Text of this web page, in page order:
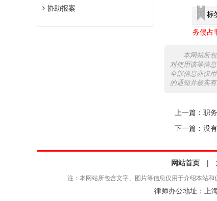
协助报案
标
务侵占
本网站所
对使用该等信
全部信息亦仅
的通知并核实
上一篇： 职
下一篇：没
网站首页 |
注：本网站所包含文字、图片等信息仅用于介绍本站
律师办公地址：上